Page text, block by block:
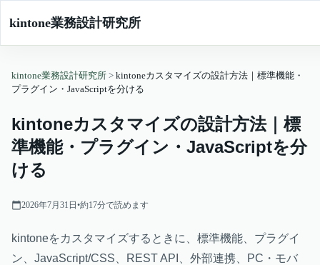
kintone業務設計研究所
kintone業務設計研究所 > kintoneカスタマイズの設計方法｜標準機能・
プラグイン・JavaScriptを分ける
kintoneカスタマイズの設計方法｜標
準機能・プラグイン・JavaScriptを分
ける
2026年7月31日 •約17分で読めます
kintoneをカスタマイズするときに、標準機能、プラグイ
ン、JavaScript/CSS、REST API、外部連携、PC・モバ